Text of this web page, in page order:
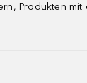
Produkten